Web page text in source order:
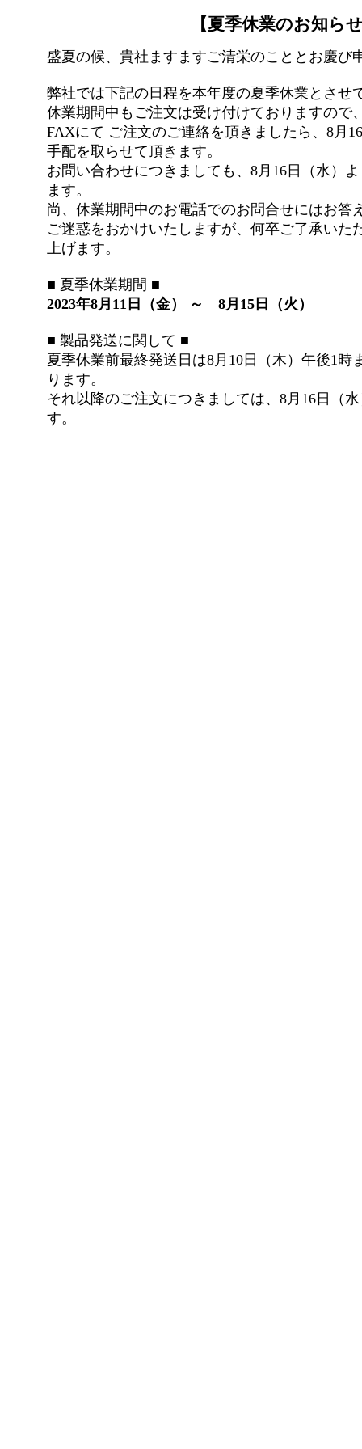
【夏季休業のお知ら
盛夏の候、貴社ますますご清栄のこととお慶び
弊社では下記の日程を本年度の夏季休業とさせ
休業期間中もご注文は受け付けておりますので
FAXにて ご注文のご連絡を頂きましたら、8月
手配を取らせて頂きます。
お問い合わせにつきましても、8月16日（水）
ます。
尚、休業期間中のお電話でのお問合せにはお答
ご迷惑をおかけいたしますが、何卒ご了承いた
上げます。
■ 夏季休業期間 ■
2023年8月11日（金） ～ 8月15日（火）
■ 製品発送に関して ■
夏季休業前最終発送日は8月10日（木）午後1時
ります。
それ以降のご注文につきましては、8月16日（
す。